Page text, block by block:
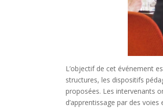
L’objectif de cet événement
structures, les dispositifs
proposées. Les intervenants
d’apprentissage par des